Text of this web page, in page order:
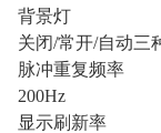
背景灯
关闭/常开/自动三
脉冲重复频率
200Hz
显示刷新率